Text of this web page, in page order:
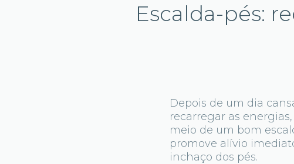
Escalda-pés:
Depois de um dia
recarregar as
meio de um bom
promove alívio
inchaço dos pés.